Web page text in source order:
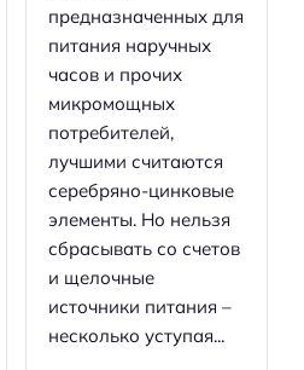
предназначенных для
питания наручных
часов и прочих
микромощных
потребителей,
лучшими считаются
серебряно-цинковые
элементы. Но нельзя
сбрасывать со счетов
и щелочные
источники питания –
несколько уступая...